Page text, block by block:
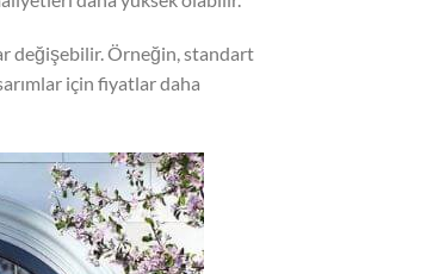
değişebilir. Örneğin, standart
için fiyatlar daha